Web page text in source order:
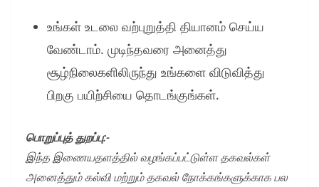
உங்கள் உடலை வற்புறுத்தி தியானம் செய்ய
வேண்டாம். முடிந்தவரை அனைத்து
சூழ்நிலைகளிலிருந்து உங்களை விடுவித்து
பிறகு பயிற்சியை தொடங்குங்கள்.
பொறுப்புத் துறப்பு:-
இந்த இணையதளத்தில் வழங்கப்பட்டுள்ள தகவல்கள்
அனைத்தும் கல்வி மற்றும் தகவல் நோக்கங்களுக்காக பல